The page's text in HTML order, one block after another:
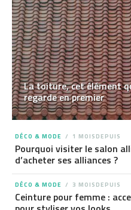
La toiture, cet élément
regarde en premier
DÉCO & MODE 1 MOISDEPUIS
Pourquoi visiter le salon
d’acheter ses alliances ?
DÉCO & MODE 3 MOISDEPUIS
Ceinture pour femme :